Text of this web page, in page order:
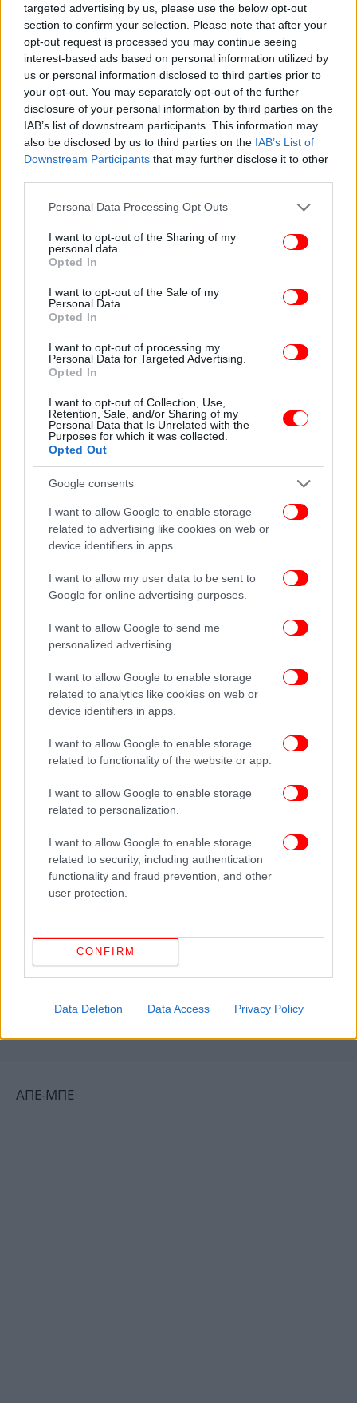
targeted advertising by us, please use the below opt-out
section to confirm your selection. Please note that after your
opt-out request is processed you may continue seeing
interest-based ads based on personal information utilized by
us or personal information disclosed to third parties prior to
your opt-out. You may separately opt-out of the further
disclosure of your personal information by third parties on the
IAB’s list of downstream participants. This information may
also be disclosed by us to third parties on the IAB’s List of
Downstream Participants that may further disclose it to other
Please note that this website/app uses one or more Google
not limited to your visit or usage behaviour. You may click to
grant or deny consent to Google and its third-party tags to
use your data for below specified purposes in below Google
consent section.
Personal Data Processing Opt Outs
I want to opt-out of the Sharing of my
personal data.
Opted In
I want to opt-out of the Sale of my
Personal Data.
Opted In
I want to opt-out of processing my
Personal Data for Targeted Advertising.
Opted In
I want to opt-out of Collection, Use,
Retention, Sale, and/or Sharing of my
Personal Data that Is Unrelated with the
Purposes for which it was collected.
Opted Out
Google consents
I want to allow Google to enable storage
related to advertising like cookies on web or
device identifiers in apps.
I want to allow my user data to be sent to
Google for online advertising purposes.
I want to allow Google to send me
personalized advertising.
I want to allow Google to enable storage
related to analytics like cookies on web or
device identifiers in apps.
I want to allow Google to enable storage
related to functionality of the website or app.
I want to allow Google to enable storage
related to personalization.
I want to allow Google to enable storage
related to security, including authentication
functionality and fraud prevention, and other
user protection.
CONFIRM
Data Deletion Data Access Privacy Policy
«Σχεδιασμένο για τις καλύτερες στιγμές του καλοκαιριού, από
όπου το μόνο πράγμα που ακούγεται πιο δυνατά από τη μουσική είναι
Σύμφωνα με τον Guardian, η δούκισσα εντάσσεται
σε μια μακράλίστα διασημοτήτων που έχουν
αλκοολούχων ποτών τα τελευταία χρόνια, όπως η
Κάμερον Ντίαζ (Avaline), ο Φράνσις Φορντ Κόπολα,
το 19 Crimes Cali Red.
Ορισμένες από αυτές τις επιχειρηματικές κινήσεις
έχουν αποδειχθεί εξαιρετικά επιτυχημένες.
Χαρακτηριστικό παράδειγμα είναι ο Μπραντ Πιτ,
του οποίου ημάρκα ροζέ κρασιών Miravel
αποτιμάται σήμερα στα 200 εκατομμύρια δολάρια
ενώ η τεκίλα Casa Amigos του Τζορτζ Κλούνεϊ που
ιδρύθηκε το 2013, πουλήθηκε έναντι 1
δισεκατομμυρίου δολαρίων μόλις τέσσερα χρόνια
αργότερα.
ΑΠΕ-ΜΠΕ